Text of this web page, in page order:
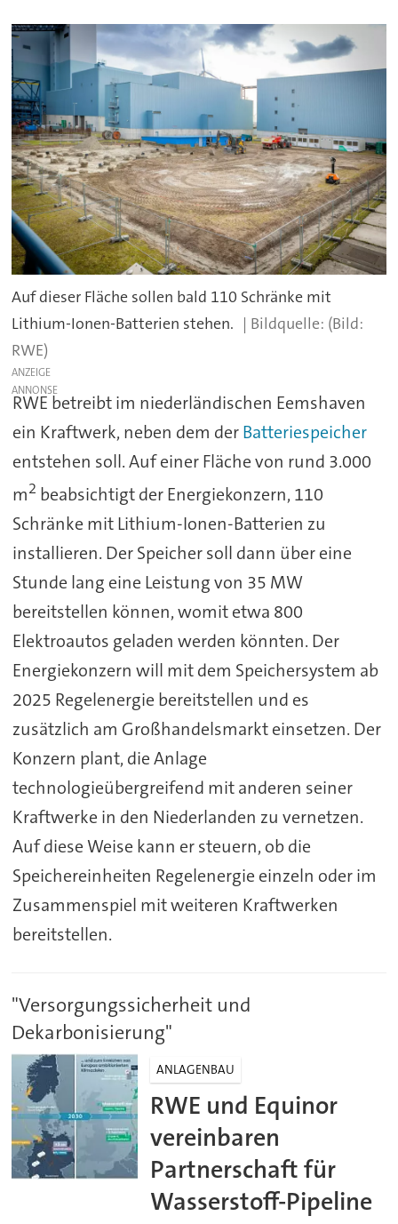
Auf dieser Fläche sollen bald 110 Schränke mit
Lithium-Ionen-Batterien stehen.
(Bild:
RWE)
ANZEIGE
RWE betreibt im niederländischen Eemshaven
ein Kraftwerk, neben dem derBatteriespeicher
entstehen soll. Auf einer Fläche von rund 3.000
m2 beabsichtigt der Energiekonzern, 110
Schränke mit Lithium-Ionen-Batterien zu
installieren. Der Speicher soll dann über eine
Stunde lang eine Leistung von 35 MW
bereitstellen können, womit etwa 800
Elektroautos geladen werden könnten. Der
Energiekonzern will mit dem Speichersystem ab
2025 Regelenergie bereitstellen und es
zusätzlich am Großhandelsmarkt einsetzen. Der
Konzern plant, die Anlage
technologieübergreifend mit anderen seiner
Kraftwerke in den Niederlanden zu vernetzen.
Auf diese Weise kann er steuern, ob die
Speichereinheiten Regelenergie einzeln oder im
Zusammenspiel mit weiteren Kraftwerken
bereitstellen.
"Versorgungssicherheit und
Dekarbonisierung"
ANLAGENBAU
RWE und Equinor
vereinbaren
Partnerschaft für
Wasserstoff-Pipeline